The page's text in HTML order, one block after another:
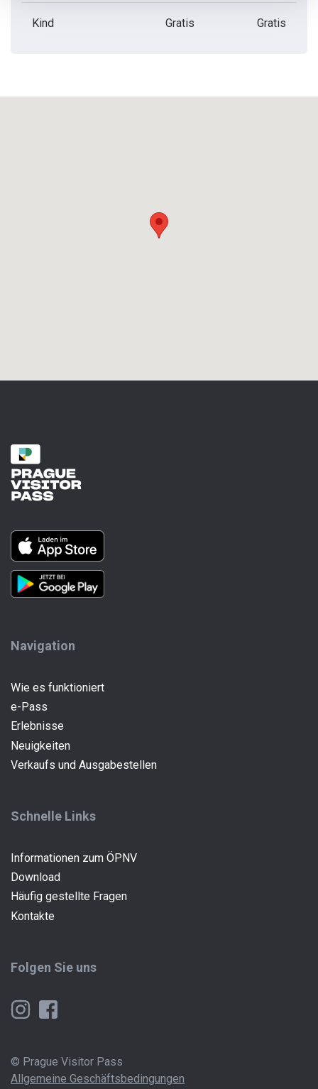
Kind Gratis Gratis
Navigation
Wie es funktioniert
e-Pass
Erlebnisse
Neuigkeiten
Verkaufs und Ausgabestellen
Schnelle Links
Informationen zum ÖPNV
Download
Häufig gestellte Fragen
Kontakte
Folgen Sie uns
© Prague Visitor Pass
Allgemeine Geschäftsbedingungen